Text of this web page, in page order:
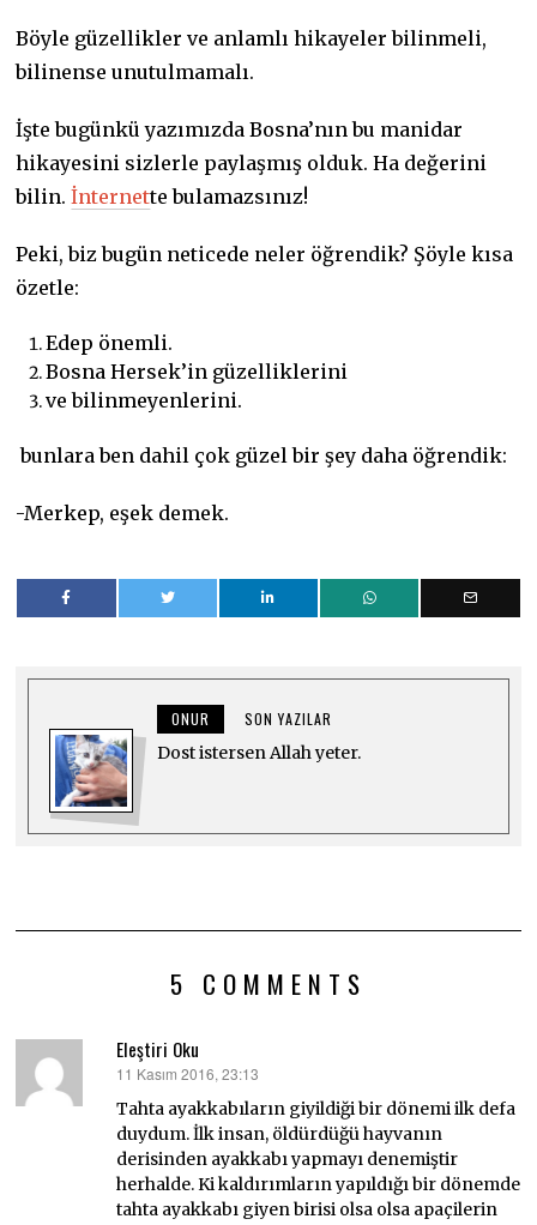
Böyle güzellikler ve anlamlı hikayeler bilinmeli,
bilinense unutulmamalı.
İşte bugünkü yazımızda Bosna’nın bu manidar
hikayesini sizlerle paylaşmış olduk. Ha değerini
bilin.İnternette bulamazsınız!
Peki, biz bugün neticede neler öğrendik? Şöyle kısa
özetle:
Edep önemli.
Bosna Hersek’in güzelliklerini
ve bilinmeyenlerini.
bunlara ben dahil çok güzel bir şey daha öğrendik:
-Merkep, eşek demek.
ONUR SON YAZILAR
Dost istersen Allah yeter.
5 COMMENTS
Eleştiri Oku
dedi
ki:
11 Kasım 2016, 23:13
Tahta ayakkabıların giyildiği bir dönemi ilk defa
duydum. İlk insan, öldürdüğü hayvanın
derisinden ayakkabı yapmayı denemiştir
herhalde. Ki kaldırımların yapıldığı bir dönemde
tahta ayakkabı giyen birisi olsa olsa apaçilerin